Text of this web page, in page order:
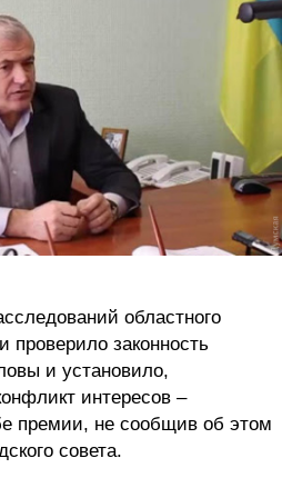
областного
проверило законность
и установило,
интересов –
премии, не сообщив об этом
совета.